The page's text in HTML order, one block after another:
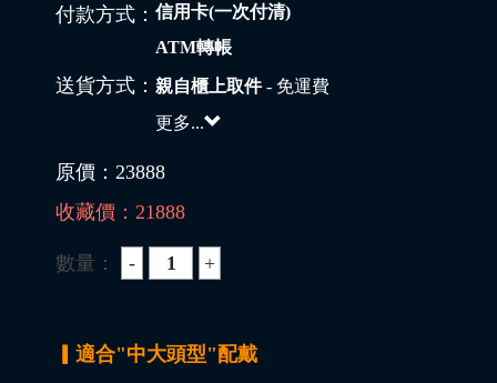
付款方式： 信用卡(一次付清)
ATM轉帳
送貨方式： 親自櫃上取件- 免運費
更多...
原價： 23888
收藏價： 21888
數量：
▎適合"中大頭型"配戴